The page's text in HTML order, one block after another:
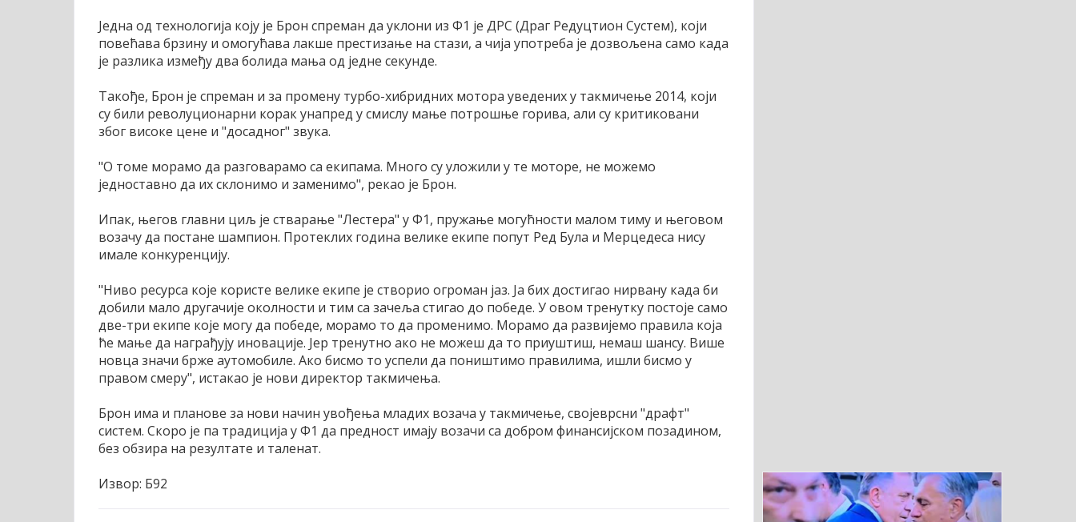
Једна од технологија коју је Брон спреман да уклони из Ф1 је ДРС (Драг Редуцтион Сyстем), који
повећава брзину и омогућава лакше престизање на стази, а чија употреба је дозвољена само када
је разлика између два болида мања од једне секунде.
Такође, Брон је спреман и за промену турбо-хибридних мотора уведених у такмичење 2014, који
су били револуционарни корак унапред у смислу мање потрошње горива, али су критиковани
због високе цене и "досадног" звука.
"О томе морамо да разговарамо са екипама. Много су уложили у те моторе, не можемо
једноставно да их склонимо и заменимо", рекао је Брон.
Ипак, његов главни циљ је стварање "Лестера" у Ф1, пружање могућности малом тиму и његовом
возачу да постане шампион. Протеклих година велике екипе попут Ред Була и Мерцедеса нису
имале конкуренцију.
"Ниво ресурса које користе велике екипе је створио огроман јаз. Ја бих достигао нирвану када би
добили мало другачије околности и тим са зачеља стигао до победе. У овом тренутку постоје само
две-три екипе које могу да победе, морамо то да променимо. Морамо да развијемо правила која
ће мање да награђују иновације. Јер тренутно ако не можеш да то приуштиш, немаш шансу. Више
новца значи брже аутомобиле. Ако бисмо то успели да поништимо правилима, ишли бисмо у
правом смеру", истакао је нови директор такмичења.
Брон има и планове за нови начин увођења младих возача у такмичење, својеврсни "драфт"
систем. Скоро је па традиција у Ф1 да предност имају возачи са добром финансијском позадином,
без обзира на резултате и таленат.
Извор: Б92